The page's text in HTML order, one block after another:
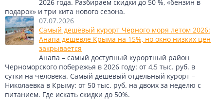
2026 года. Разбираем скидки до 50 %, «бензин в
подарок» и три кита нового сезона.
07.07.2026
Самый дешёвый курорт Чёрного моря летом 2026:
Анапа дешевле Крыма на 15%, но окно низких цен
закрывается
Анапа – самый доступный курортный район
Черноморского побережья в 2026 году: от 4,5 тыс. руб. в
сутки на человека. Самый дешёвый отдельный курорт –
Николаевка в Крыму: от 50 тыс. руб. на двоих за неделю с
питанием. Где искать скидки до 50%.